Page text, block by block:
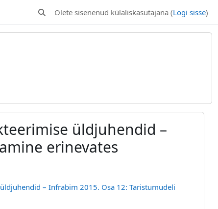
Lülitab otsingu sisendi
Olete sisenenud külaliskasutajana (Logi sisse)
üldjuhendid –
erinevates
– Infrabim 2015. Osa 12: Taristumudeli